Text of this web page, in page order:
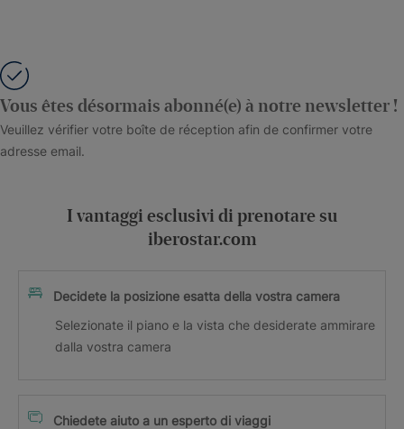
Vous êtes désormais abonné(e) à notre newsletter !
Veuillez vérifier votre boîte de réception afin de confirmer votre
adresse email.
I vantaggi esclusivi di prenotare su
iberostar.com
Decidete la posizione esatta della vostra camera
Selezionate il piano e la vista che desiderate ammirare
dalla vostra camera
Chiedete aiuto a un esperto di viaggi